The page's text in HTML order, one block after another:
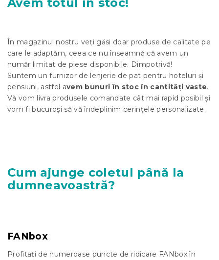
În magazinul nostru veți găsi doar produse de calitate pe
care le adaptăm, ceea ce nu înseamnă că avem un
număr limitat de piese disponibile. Dimpotrivă!
Suntem un furnizor de lenjerie de pat pentru hoteluri și
pensiuni, astfel avem bunuri în stoc în cantități vaste.
Vă vom livra produsele comandate cât mai rapid posibil și
vom fi bucuroși să vă îndeplinim cerințele personalizate.
Cum ajunge coletul până la
dumneavoastră?
FANbox
Profitați de numeroase puncte de ridicare FANbox în